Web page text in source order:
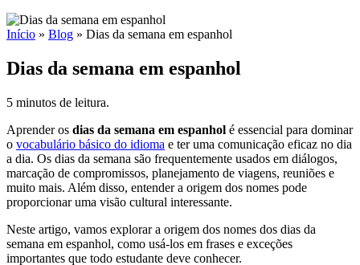
Início » Blog » Dias da semana em espanhol
Dias da semana em espanhol
5 minutos de leitura.
Aprender os dias da semana em espanhol é essencial para dominar
o vocabulário básico do idioma e ter uma comunicação eficaz no dia
a dia. Os dias da semana são frequentemente usados em diálogos,
marcação de compromissos, planejamento de viagens, reuniões e
muito mais. Além disso, entender a origem dos nomes pode
proporcionar uma visão cultural interessante.
Neste artigo, vamos explorar a origem dos nomes dos dias da
semana em espanhol, como usá-los em frases e exceções
importantes que todo estudante deve conhecer.